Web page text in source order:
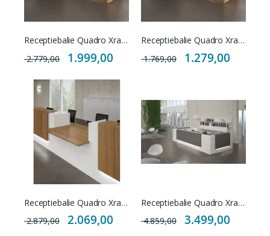
Receptiebalie Quadro Xray 45
2.779,00
Special
Price
1.999,00
Receptiebalie Quadro Xray 55
1.769,00
Special
Price
1.279,00
Receptiebalie Quadro Xray 40
2.879,00
Special
Price
2.069,00
Receptiebalie Quadro Xray 30
4.859,00
Special
Price
3.499,00